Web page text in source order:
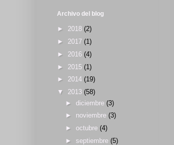
Archivo del blog
► 2018 (2)
► 2017 (1)
► 2016 (4)
► 2015 (1)
► 2014 (19)
▼ 2013 (58)
► diciembre (3)
► noviembre (3)
► octubre (4)
► septiembre (5)